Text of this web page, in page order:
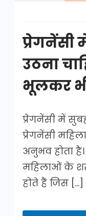
प्रेगनेंसी
उठना
भूलकर
प्रेगनेंसी में
प्रेगनेंसी
अनुभव होता
महिलाओं के
होते हैं जिस […]